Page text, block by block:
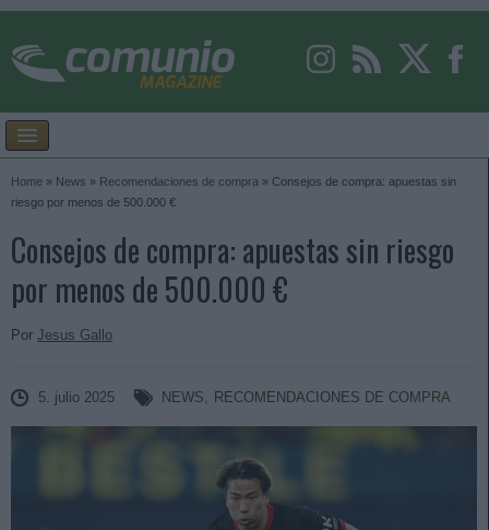
Home » News » Recomendaciones de compra » Consejos de compra: apuestas sin
riesgo por menos de 500.000 €
Consejos de compra: apuestas sin riesgo
por menos de 500.000 €
Por Jesus Gallo
5. julio 2025 NEWS, RECOMENDACIONES DE COMPRA